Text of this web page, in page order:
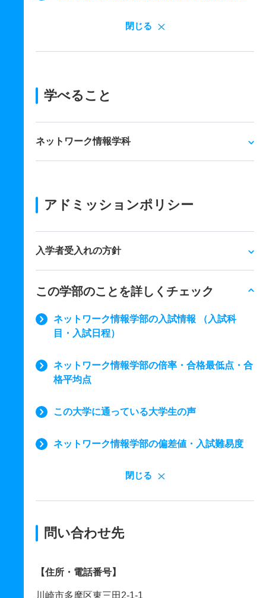
閉じる
学べること
ネットワーク情報学科
アドミッションポリシー
入学者受入れの方針
この学部のことを詳しくチェック
ネットワーク情報学部の入試情報 （入試科
目・入試日程）
ネットワーク情報学部の倍率・合格最低点・合
格平均点
この大学に通っている大学生の声
ネットワーク情報学部の偏差値・入試難易度
閉じる
問い合わせ先
【住所・電話番号】
川崎市多摩区東三田2-1-1